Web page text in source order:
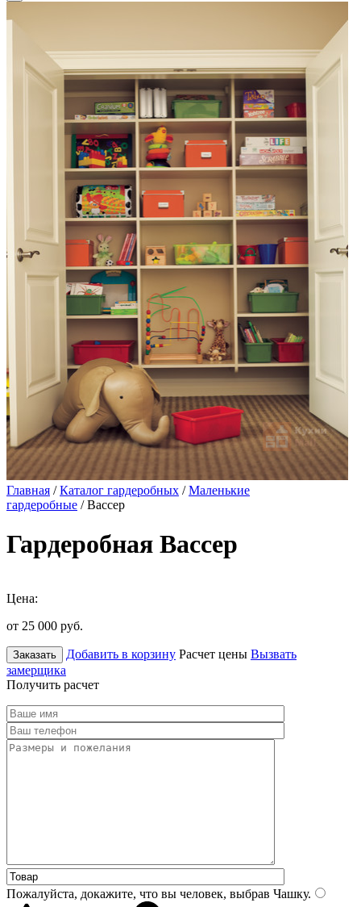
Главная /Каталог гардеробных /Маленькие
гардеробные / Вассер
Гардеробная Вассер
Цена:
от 25 000 руб.
Заказать Добавить в корзину Расчет цены Вызвать
замерщика
Получить расчет
Пожалуйста, докажите, что вы человек, выбрав Чашку.